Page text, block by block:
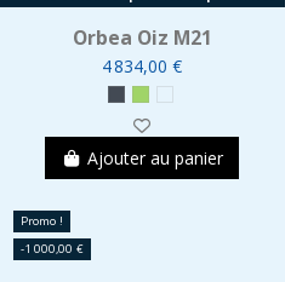
Orbea Oiz M21
4 834,00 €
Ajouter au panier
Promo !
-1 000,00 €